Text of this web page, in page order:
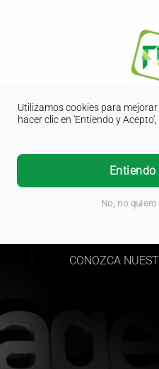
Utilizamos cookies para
hacer clic en 'Entiendo y
No, no
CONOZCA